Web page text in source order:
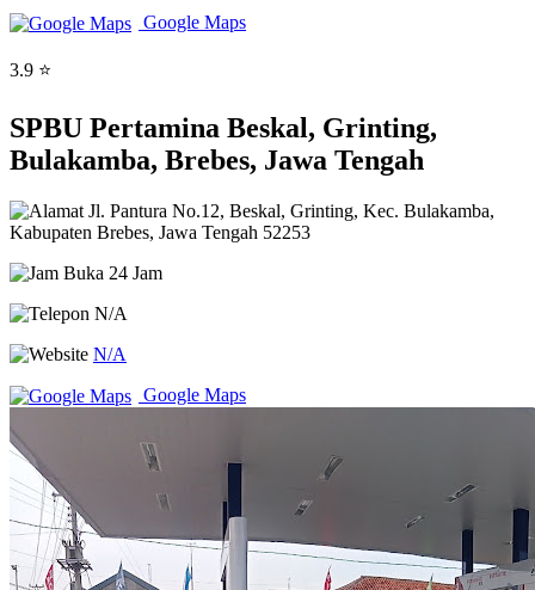
Google Maps
3.9 ⭐
SPBU Pertamina Beskal, Grinting,
Bulakamba, Brebes, Jawa Tengah
Jl. Pantura No.12, Beskal, Grinting, Kec. Bulakamba,
Kabupaten Brebes, Jawa Tengah 52253
Buka 24 Jam
N/A
N/A
Google Maps